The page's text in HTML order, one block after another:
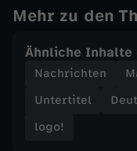
m
S
a
m
Mehr zu den
Ähnliche Inhalte
Nachrichten
Untertitel
logo!